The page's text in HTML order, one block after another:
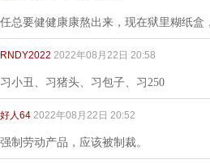
任总要健健康康熬出来，现在狱里糊纸盒
RNDY2022 2022年08月22日 20:58
习小丑、习猪头、习包子、习250
好人64 2022年08月22日 20:52
强制劳动产品，应该被制裁。